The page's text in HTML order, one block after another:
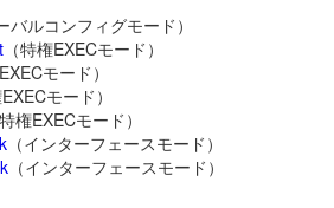
バルコンフィグモード）
（特権EXECモード）
モード）
EXECモード）
特権EXECモード）
（インターフェースモード）
（インターフェースモード）